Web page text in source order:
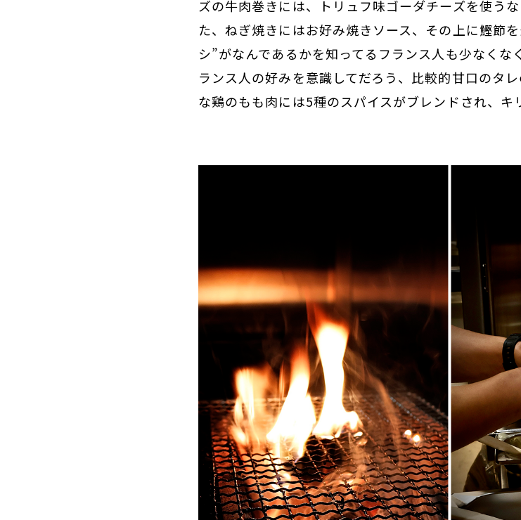
ズの牛肉巻きには、トリュフ味ゴーダチーズを使う
た、ねぎ焼きにはお好み焼きソース、その上に鰹
シ”がなんであるかを知ってるフランス人も少なくな
ランス人の好みを意識してだろう、比較的甘口のタ
な鶏のもも肉には5種のスパイスがブレンドされ、キ